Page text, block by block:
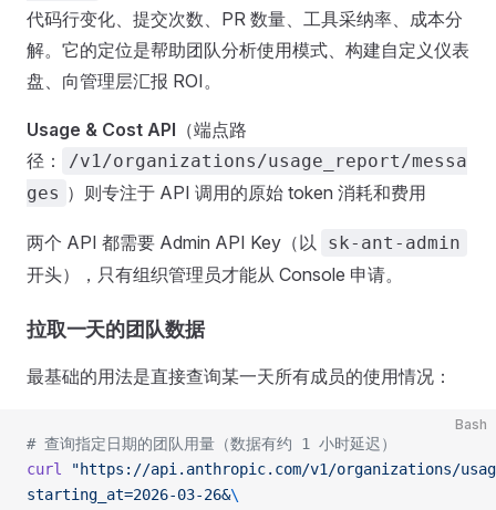
代码行变化、提交次数、PR 数量、工具采纳率、成本分
解。它的定位是帮助团队分析使用模式、构建自定义仪表
盘、向管理层汇报 ROI。
Usage & Cost API （端点路
径：
/v1/organizations/usage_report/messa
ges ）则专注于 API 调用的原始 token 消耗和费用
两个 API 都需要 Admin API Key（以 sk-ant-admin
开头），只有组织管理员才能从 Console 申请。
拉取一天的团队数据
最基础的用法是直接查询某一天所有成员的使用情况：
Bash
# 查询指定日期的团队用量（数据有约 1 小时延迟）
curl
"https://api.anthropic.com/v1/organizations/
starting_at=2026-03-26&\